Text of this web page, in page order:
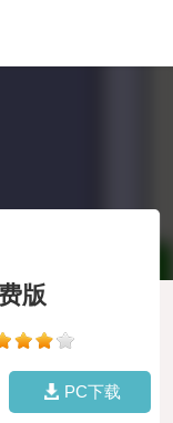
版
PC下载